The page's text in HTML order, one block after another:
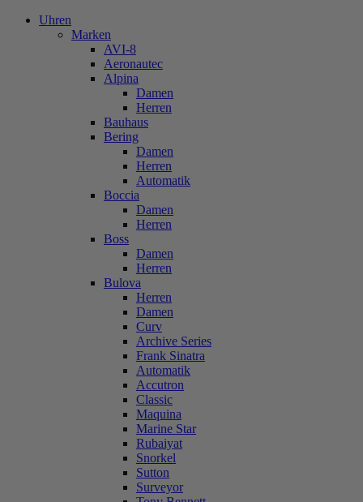
Uhren
Marken
AVI-8
Aeronautec
Alpina
Damen
Herren
Bauhaus
Bering
Damen
Herren
Automatik
Boccia
Damen
Herren
Boss
Damen
Herren
Bulova
Herren
Damen
Curv
Archive Series
Frank Sinatra
Automatik
Accutron
Classic
Maquina
Marine Star
Rubaiyat
Snorkel
Sutton
Surveyor